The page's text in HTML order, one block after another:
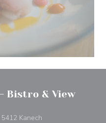
Bistro & View
Kanech((ouvre une